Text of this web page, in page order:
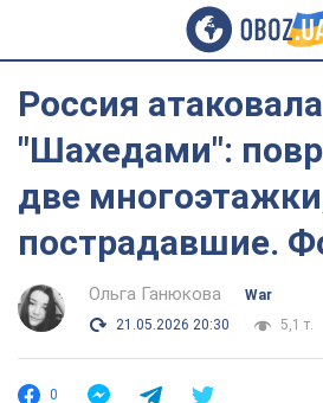
Россия
"Шахедами":
две
пострадавшие.
Ольга Ганюкова
War
21.05.2026 20:30
5,1 т.
0